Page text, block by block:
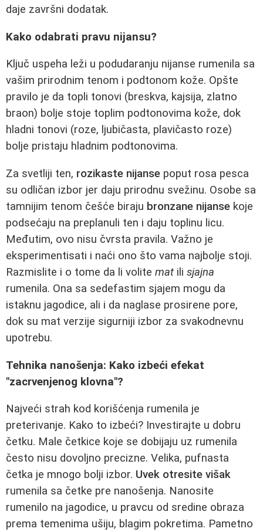
daje završni dodatak.
Kako odabrati pravu nijansu?
Ključ uspeha leži u podudaranju nijanse rumenila sa
vašim prirodnim tenom i podtonom kože. Opšte
pravilo je da topli tonovi (breskva, kajsija, zlatno
braon) bolje stoje toplim podtonovima kože, dok
hladni tonovi (roze, ljubičasta, plavičasto roze)
bolje pristaju hladnim podtonovima.
Za svetliji ten, rozikaste nijanse poput rosa pesca
su odličan izbor jer daju prirodnu svežinu. Osobe sa
tamnijim tenom češće biraju bronzane nijanse koje
podsećaju na preplanuli ten i daju toplinu licu.
Međutim, ovo nisu čvrsta pravila. Važno je
eksperimentisati i naći ono što vama najbolje stoji.
Razmislite i o tome da li volite mat ili sjajna
rumenila. Ona sa sedefastim sjajem mogu da
istaknu jagodice, ali i da naglase prosirene pore,
dok su mat verzije sigurniji izbor za svakodnevnu
upotrebu.
Tehnika nanošenja: Kako izbeći efekat
"zacrvenjenog klovna"?
Najveći strah kod korišćenja rumenila je
preterivanje. Kako to izbeći? Investirajte u dobru
četku. Male četkice koje se dobijaju uz rumenila
često nisu dovoljno precizne. Velika, pufnasta
četka je mnogo bolji izbor. Uvek otresite višak
rumenila sa četke pre nanošenja. Nanosite
rumenilo na jagodice, u pravcu od sredine obraza
prema temenima ušiju, blagim pokretima. Pametno